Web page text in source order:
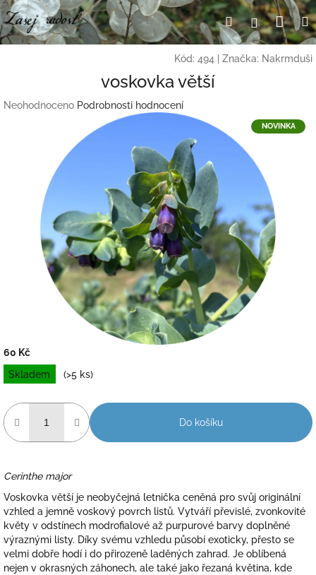
Přejít
na
obsah
HledatPřihlášení
Kód: 494 Značka: Nakrmduši
voskovka větší
Průměrné
hvězdiček.
Neohodnoceno Podrobnosti hodnocení
NOVINKA
60 Kč
Měrná
cena:
Skladem (>5 ks)
Do košíku
Cerinthe major
Voskovka větší je neobyčejná letnička ceněná pro svůj originální
vzhled a jemně voskový povrch listů. Vytváří převislé, zvonkovité
květy v odstínech modrofialové až purpurové barvy doplněné
výraznými listy. Díky svému vzhledu působí exoticky, přesto se
velmi dobře hodí i do přirozeně laděných zahrad. Je oblíbená
nejen v okrasných záhonech, ale také jako řezaná květina, kde